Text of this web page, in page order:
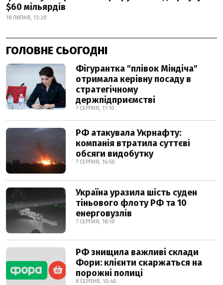
$60 мільярдів
18 ЛИПНЯ, 13:20
ГОЛОВНЕ СЬОГОДНІ
Фігурантка "плівок Міндіча"
отримала керівну посаду в
стратегічному
держпідприємстві
7 СЕРПНЯ, 17:10
РФ атакувала Укрнафту:
компанія втратила суттєві
обсяги видобутку
7 СЕРПНЯ, 16:50
Україна уразила шість суден
тіньового флоту РФ та 10
енерговузлів
7 СЕРПНЯ, 18:10
РФ знищила важливі склади
Фори: клієнти скаржаться на
порожні полиці
8 СЕРПНЯ, 10:40